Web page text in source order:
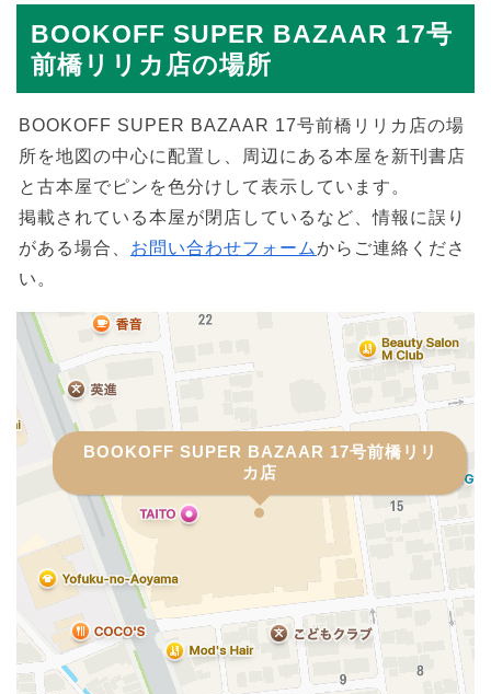
BOOKOFF SUPER BAZAAR 17号
前橋リリカ店の場所
BOOKOFF SUPER BAZAAR 17号前橋リリカ店の場
所を地図の中心に配置し、周辺にある本屋を新刊書店
と古本屋でピンを色分けして表示しています。
掲載されている本屋が閉店しているなど、情報に誤り
がある場合、 お問い合わせフォームからご連絡くださ
い。
BOOKOFF SUPER BAZAAR 17号前橋リリ
カ店